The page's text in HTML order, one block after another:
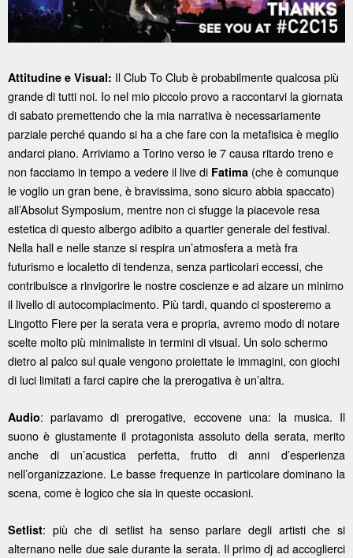
Attitudine e Visual: Il Club To Club è probabilmente qualcosa più
grande di tutti noi. Io nel mio piccolo provo a raccontarvi la giornata
di sabato premettendo che la mia narrativa è necessariamente
parziale perché quando si ha a che fare con la metafisica è meglio
andarci piano. Arriviamo a Torino verso le 7 causa ritardo treno e
non facciamo in tempo a vedere il live di Fatima (che è comunque
le voglio un gran bene, è bravissima, sono sicuro abbia spaccato)
all’Absolut Symposium, mentre non ci sfugge la piacevole resa
estetica di questo albergo adibito a quartier generale del festival.
Nella hall e nelle stanze si respira un’atmosfera a metà fra
futurismo e localetto di tendenza, senza particolari eccessi, che
contribuisce a rinvigorire le nostre coscienze e ad alzare un minimo
il livello di autocompiacimento. Più tardi, quando ci sposteremo a
Lingotto Fiere per la serata vera e propria, avremo modo di notare
scelte molto più minimaliste in termini di visual. Un solo schermo
dietro al palco sul quale vengono proiettate le immagini, con giochi
di luci limitati a farci capire che la prerogativa è un’altra.
Audio: parlavamo di prerogative, eccovene una: la musica. Il
suono è giustamente il protagonista assoluto della serata, merito
anche di un’acustica perfetta, frutto di anni d’esperienza
nell’organizzazione. Le basse frequenze in particolare dominano la
scena, come è logico che sia in queste occasioni.
Setlist: più che di setlist ha senso parlare degli artisti che si
alternano nelle due sale durante la serata. Il primo dj ad accoglierci